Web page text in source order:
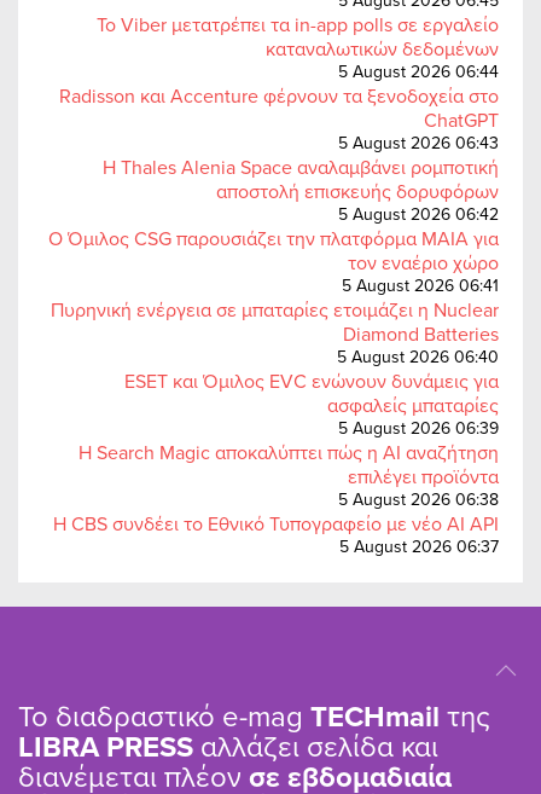
Το Viber μετατρέπει τα in-app polls σε εργαλείο
καταναλωτικών δεδομένων
5 August 2026 06:44
Radisson και Accenture φέρνουν τα ξενοδοχεία στο
ChatGPT
5 August 2026 06:43
Η Thales Alenia Space αναλαμβάνει ρομποτική
αποστολή επισκευής δορυφόρων
5 August 2026 06:42
Ο Όμιλος CSG παρουσιάζει την πλατφόρμα MAIA για
τον εναέριο χώρο
5 August 2026 06:41
Πυρηνική ενέργεια σε μπαταρίες ετοιμάζει η Nuclear
Diamond Batteries
5 August 2026 06:40
ESET και Όμιλος EVC ενώνουν δυνάμεις για
ασφαλείς μπαταρίες
5 August 2026 06:39
Η Search Magic αποκαλύπτει πώς η AI αναζήτηση
επιλέγει προϊόντα
5 August 2026 06:38
Η CBS συνδέει το Εθνικό Τυπογραφείο με νέο AI API
5 August 2026 06:37
Το διαδραστικό e-mag TΕCHmail της
LIBRA PRESS αλλάζει σελίδα και
διανέμεται πλέον σε εβδομαδιαία